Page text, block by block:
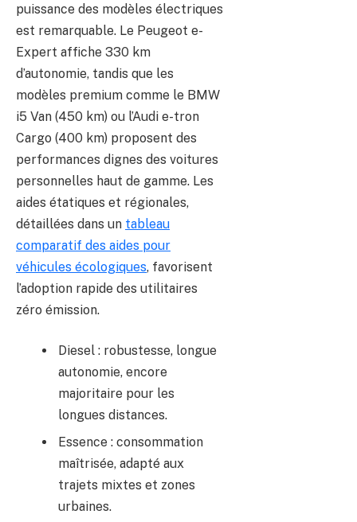
puissance des modèles électriques
est remarquable. Le Peugeot e-
Expert affiche 330 km
d’autonomie, tandis que les
modèles premium comme le BMW
i5 Van (450 km) ou l’Audi e-tron
Cargo (400 km) proposent des
performances dignes des voitures
personnelles haut de gamme. Les
aides étatiques et régionales,
détaillées dans un tableau
comparatif des aides pour
véhicules écologiques, favorisent
l’adoption rapide des utilitaires
zéro émission.
Diesel : robustesse, longue
autonomie, encore
majoritaire pour les
longues distances.
Essence : consommation
maîtrisée, adapté aux
trajets mixtes et zones
urbaines.